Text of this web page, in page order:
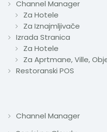
Channel Manager
Za Hotele
Za Iznajmljivače
Izrada Stranica
Za Hotele
Za Aprtmane, Ville,
Restoranski POS
Channel Manager